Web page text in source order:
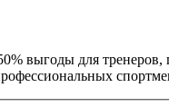
выгоды для тренеров,